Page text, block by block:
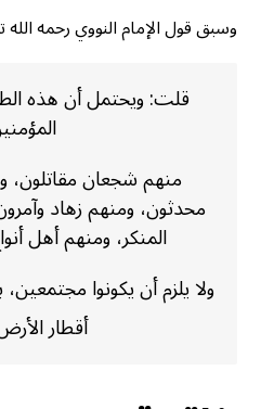
وسبق قول الإمام النووي رحمه الله
قلت: ويحتمل أن هذه
منهم شجعان مقاتلون،
محدثون، ومنهم زهاد
المنكر، ومنهم أهل
ولا يلزم أن يكونوا
أقطار